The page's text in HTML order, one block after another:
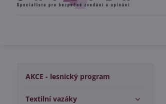
AKCE - lesnický program
Textilní vazáky